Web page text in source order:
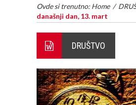
Ovde si trenutno: Home /
današnji dan, 13. mart
DRUŠTVO